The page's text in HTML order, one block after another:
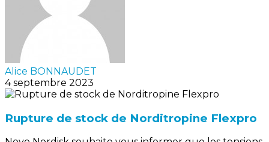
Alice BONNAUDET
4 septembre 2023
Rupture de stock de Norditropine Flexpro